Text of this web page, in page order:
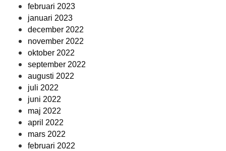
februari 2023
januari 2023
december 2022
november 2022
oktober 2022
september 2022
augusti 2022
juli 2022
juni 2022
maj 2022
april 2022
mars 2022
februari 2022